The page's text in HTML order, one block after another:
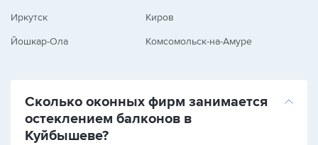
Иркутск
Йошкар-Ола
Киров
Комсомольск-на-Амуре
Сколько оконных фирм занимается
остеклением балконов в
Куйбышеве?